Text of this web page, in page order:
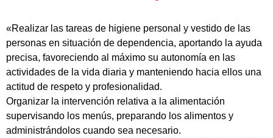
«Realizar las tareas de higiene personal y vestido de las
personas en situación de dependencia, aportando la ayuda
precisa, favoreciendo al máximo su autonomía en las
actividades de la vida diaria y manteniendo hacia ellos una
actitud de respeto y profesionalidad.
Organizar la intervención relativa a la alimentación
supervisando los menús, preparando los alimentos y
administrándolos cuando sea necesario.